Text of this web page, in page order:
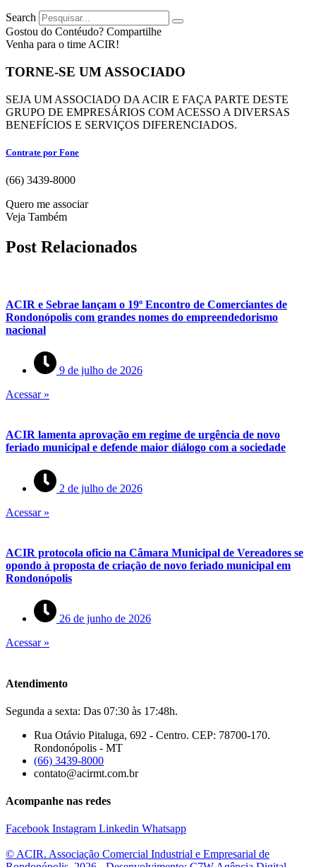
Search
Gostou do Contéudo? Compartilhe
Venha para o time ACIR!
TORNE-SE UM ASSOCIADO
SEJA UM ASSOCIADO DA ACIR E FAÇA PARTE DESTE
GRUPO DE EMPRESÁRIOS COM ACESSO A DIVERSAS
BENEFÍCIOS E SERVIÇOS DIFERENCIADOS.
Contrate por Fone
(66) 3439-8000
Quero me associar
Veja Também
Post Relacionados
ACIR e Sebrae lançam o 19º Encontro de Comerciantes de
Rondonópolis com grandes nomes do empreendedorismo
nacional
9 de julho de 2026
Acessar »
ACIR lamenta aprovação em regime de urgência de novo
feriado municipal e defende maior diálogo com a sociedade
2 de julho de 2026
Acessar »
ACIR protocola oficio na Câmara Municipal de Vereadores se
opondo à proposta de criação de novo feriado municipal em
Rondonópolis
26 de junho de 2026
Acessar »
Atendimento
Segunda a sexta: Das 07:30 às 17:48h.
Rua Otávio Pitaluga, 692 - Centro. CEP: 78700-170.
Rondonópolis - MT
(66) 3439-8000
contato@acirmt.com.br
Acompanhe nas redes
Facebook Instagram Linkedin Whatsapp
© ACIR. Associação Comercial Industrial e Empresarial de